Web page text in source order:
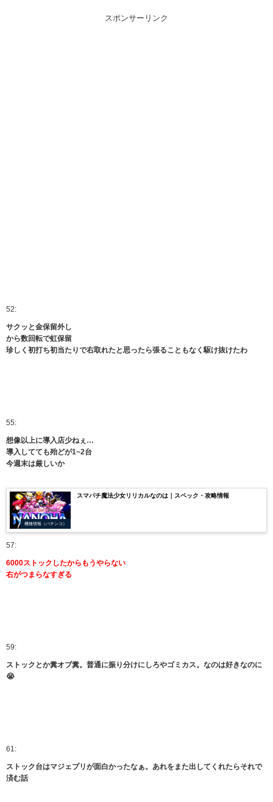
スポンサーリンク
52:
サクッと金保留外し
から数回転で虹保留
珍しく初打ち初当たりで右取れたと思ったら張ることもなく駆け抜けたわ
55:
想像以上に導入店少ねぇ…
導入してても殆どが1~2台
今週末は厳しいか
機種情報（パチンコ）
スマパチ魔法少女リリカルなのは｜スペック・攻略情報
57:
6000ストックしたからもうやらない
右がつまらなすぎる
59:
ストックとか糞オブ糞。普通に振り分けにしろやゴミカス。なのは好きなのに
😭
61:
ストック台はマジェプリが面白かったなぁ。あれをまた出してくれたらそれで
済む話